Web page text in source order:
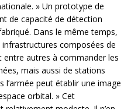
» Un prototype de
de capacité de détection
Dans le même temps,
infrastructures composées de
entre autres à commander les
mais aussi de stations
l’armée peut établir une image
orbital. » Cet